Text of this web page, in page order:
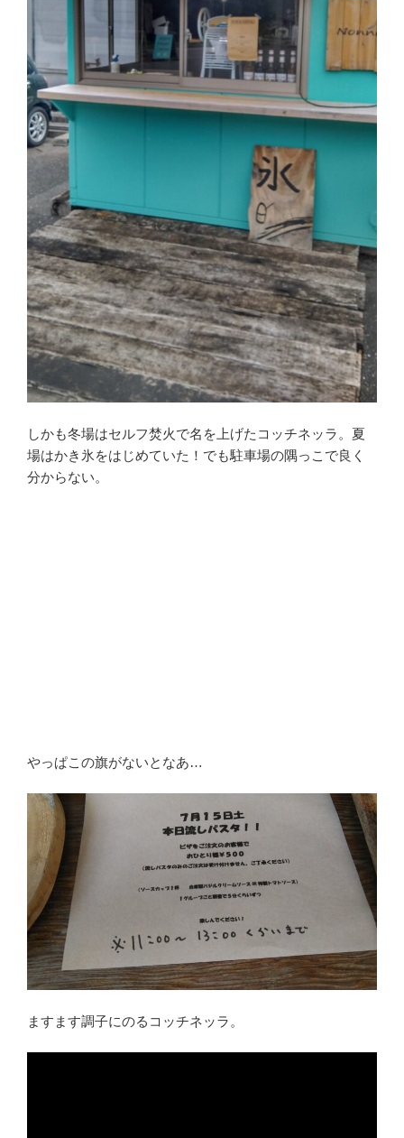
しかも冬場はセルフ焚火で名を上げたコッチネッラ。夏
場はかき氷をはじめていた！でも駐車場の隅っこで良く
分からない。
やっぱこの旗がないとなあ…
ますます調子にのるコッチネッラ。